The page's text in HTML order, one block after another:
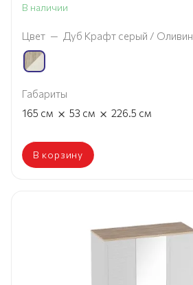
В наличии
Цвет — Дуб Крафт серый / Оливин
Габариты
165 см × 53 см × 226.5 см
В корзину